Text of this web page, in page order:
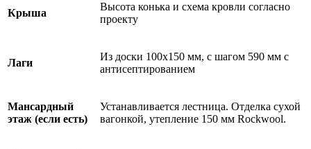
Крыша
Высота конька и схема кровли согласно
проекту
Лаги
Из доски 100х150 мм, с шагом 590 мм с
антисептированием
Мансардный
этаж (если есть)
Устанавливается лестница. Отделка сухой
вагонкой, утепление 150 мм Rockwool.